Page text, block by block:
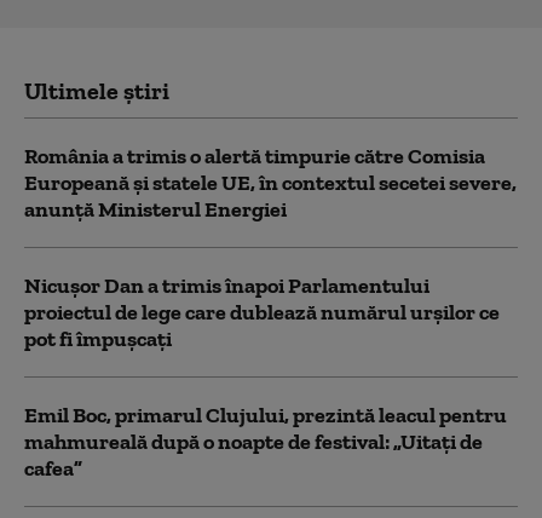
Ultimele știri
România a trimis o alertă timpurie către Comisia
Europeană și statele UE, în contextul secetei severe,
anunță Ministerul Energiei
Nicușor Dan a trimis înapoi Parlamentului
proiectul de lege care dublează numărul urșilor ce
pot fi împușcați
Emil Boc, primarul Clujului, prezintă leacul pentru
mahmureală după o noapte de festival: „Uitați de
cafea”